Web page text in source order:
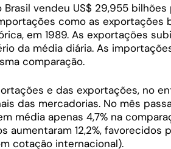
vendeu US$ 29,955 bilhões
como as exportações
em 1989. As exportações
da média diária. As
comparação.
e das exportações, no
das mercadorias. No mês
média apenas 4,7% na
aumentaram 12,2%, favorecidos
cotação internacional).